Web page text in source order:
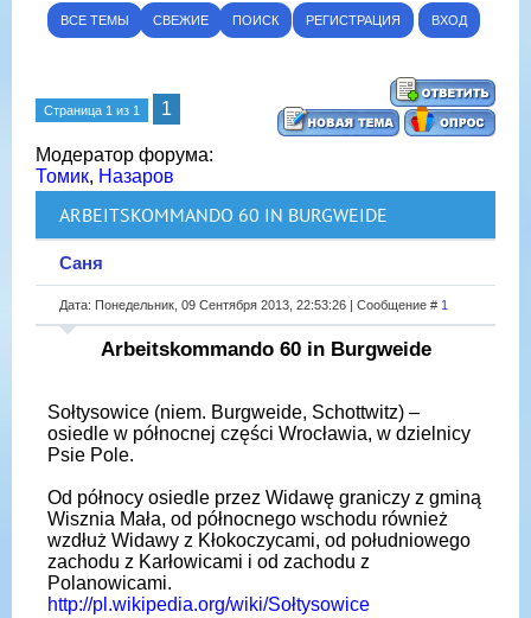
ВСЕ ТЕМЫ СВЕЖИЕ ПОИСК РЕГИСТРАЦИЯ ВХОД
Страница 1 из 1 1
Модератор форума:
Томик, Назаров
ARBEITSKOMMANDO 60 IN BURGWEIDE
Саня
Дата: Понедельник, 09 Сентября 2013, 22:53:26 | Сообщение # 1
Arbeitskommando 60 in Burgweide
Sołtysowice (niem. Burgweide, Schottwitz) –
osiedle w północnej części Wrocławia, w dzielnicy
Psie Pole.
Od północy osiedle przez Widawę graniczy z gminą
Wisznia Mała, od północnego wschodu również
wzdłuż Widawy z Kłokoczycami, od południowego
zachodu z Karłowicami i od zachodu z
Polanowicami.
http://pl.wikipedia.org/wiki/Sołtysowice